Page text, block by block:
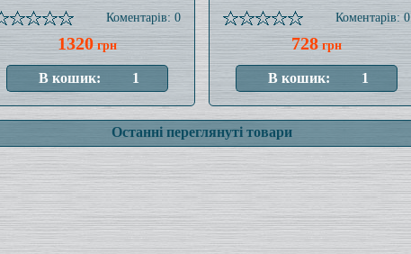
Коментарів: 0
1320грн
Коментарів: 0
728грн
Останні переглянуті товари